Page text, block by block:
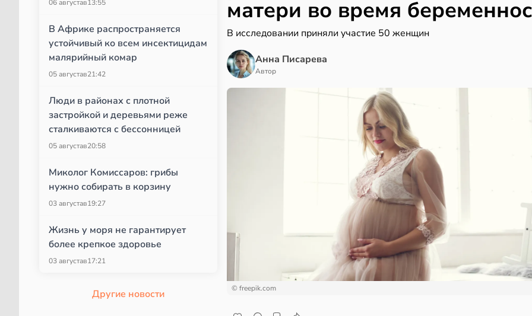
06 августав13:55
В Африке распространяется
устойчивый ко всем инсектицидам
малярийный комар
05 августав21:42
Люди в районах с плотной
застройкой и деревьями реже
сталкиваются с бессонницей
05 августав20:58
Миколог Комиссаров: грибы
нужно собирать в корзину
03 августав19:27
Жизнь у моря не гарантирует
более крепкое здоровье
03 августав17:21
Другие новости
матери во время
В исследовании приняли участие 50 женщин
Анна Писарева
Автор
© freepik.com